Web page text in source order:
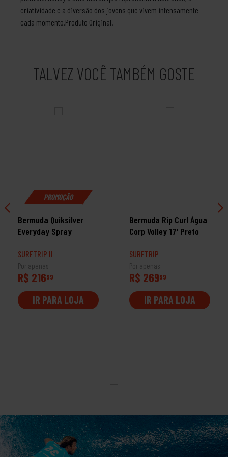
criatividade e a diversão dos jovens que vivem intensamente
cada momento.Produto Original.
TALVEZ VOCÊ TAMBÉM GOSTE
PROMOÇÃO
Bermuda Quiksilver
Everyday Spray
SURFTRIP II
Por apenas
R$ 21699
IR PARA LOJA
Bermuda Rip Curl Água
Corp Volley 17' Preto
SURFTRIP
Por apenas
R$ 26999
IR PARA LOJA